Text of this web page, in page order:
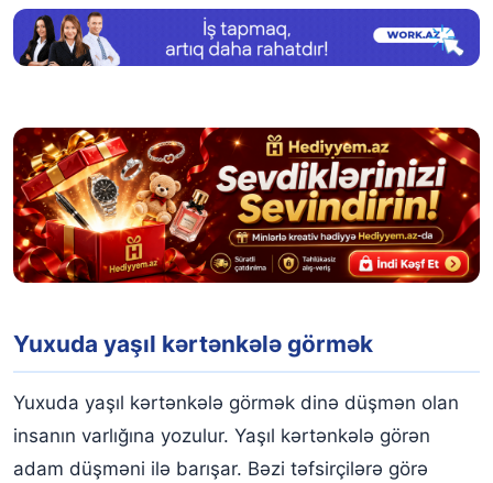
Yuxuda yaşıl kərtənkələ görmək
Yuxuda yaşıl kərtənkələ görmək dinə düşmən olan
insanın varlığına yozulur. Yaşıl kərtənkələ görən
adam düşməni ilə barışar. Bəzi təfsirçilərə görə